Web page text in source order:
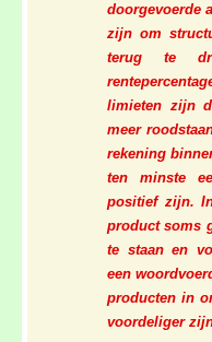
doorgevoerde
zijn om
terug te
limieten zijn
meer
rekening
ten minste
positief zijn.
product soms
te staan en
een
producten in
voordeliger